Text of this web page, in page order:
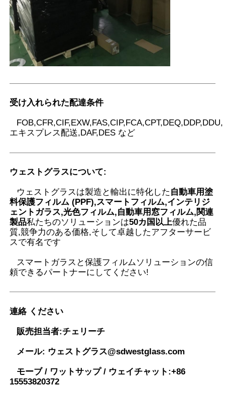
受け入れられた配達条件
FOB,CFR,CIF,EXW,FAS,CIP,FCA,CPT,DEQ,DDP,DDU,
エキスプレス配送,DAF,DES など
ウェストグラスについて:
ウェストグラスは製造と輸出に特化した 自動車用塗
料保護フィルム (PPF),スマートフィルム,インテリジ
ェントガラス,光色フィルム,自動車用窓フィルム,関連
製品私たちのソリューションは50カ国以上優れた品
質,競争力のある価格,そして卓越したアフターサービ
スで有名です
スマートガラスと保護フィルムソリューションの信
頼できるパートナーにしてください!
連絡 ください
販売担当者:チェリーチ
メール: ウェストグラス@sdwestglass.com
モーブ / ワットサップ / ウェイチャット:+86
15553820372